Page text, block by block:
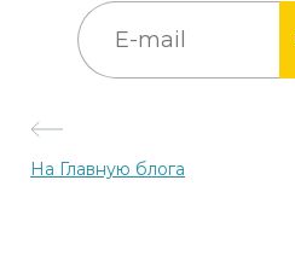
На Главную блога